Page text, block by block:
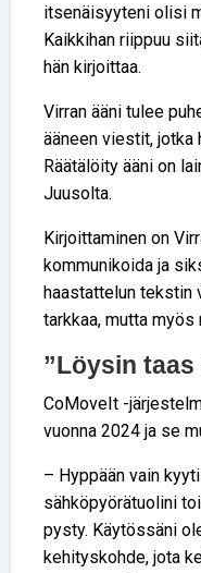
itsenäisyyteni olisi
Kaikkihan riippuu
hän kirjoittaa.
Virran ääni tulee
ääneen viestit, jotka
Räätälöity ääni on
Juusolta.
Kirjoittaminen on
kommunikoida ja
haastattelun tekstin
tarkkaa, mutta myös
”Löysin taas
CoMoveIt -
vuonna 2024 ja se
– Hyppään vain
sähköpyörätuolini
pysty. Käytössäni
kehityskohde, jota